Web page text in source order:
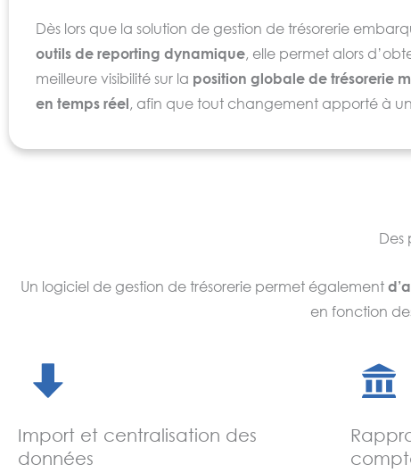
Dès lors que la solution de gestion de trésorerie
outils de reporting dynamique, elle permet alors
meilleure visibilité sur la position globale de trésorerie
en temps réel, afin que tout changement apporté à
position de trésorerie. Les devises étrangères peuvent
visibilité sur les liquidités, tout en contrôlant les
bancaires, en gérant les opérations financières internes
intragroupes, financement et placements de la
court terme) et externes (avec les banques) et en
d’évaluer une bonne gestion de trésorerie, on note
Des
Un logiciel de gestion de trésorerie permet également
en fonction
Import et centralisation des
données